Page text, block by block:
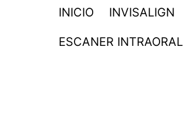
ORTODONCIA
INVISALIGN
INICIO INVISALIGN
ESCANER INTRAORAL